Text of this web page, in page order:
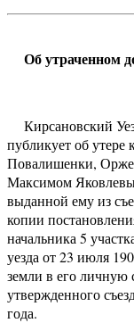
Об утраченном
Кирсановский
публикует об утере
Повалишенки,
Максимом
выданной ему из
копии
начальника 5
уезда от 23 июля
земли в его личную
утвержденного
года.